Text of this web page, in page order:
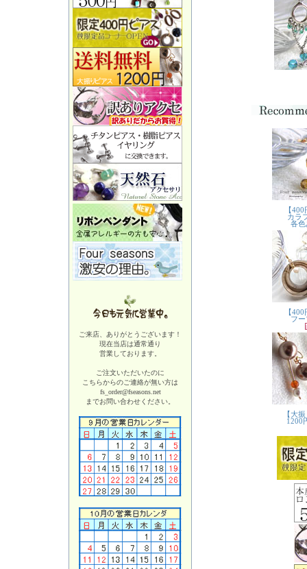
ご来店、ありがとうございます！
現在当店は通常通り
営業しております。
ご注文いただいたのに
こちらからのご連絡が無い方は
fs_order@fseasons.net
までお問い合わせください。